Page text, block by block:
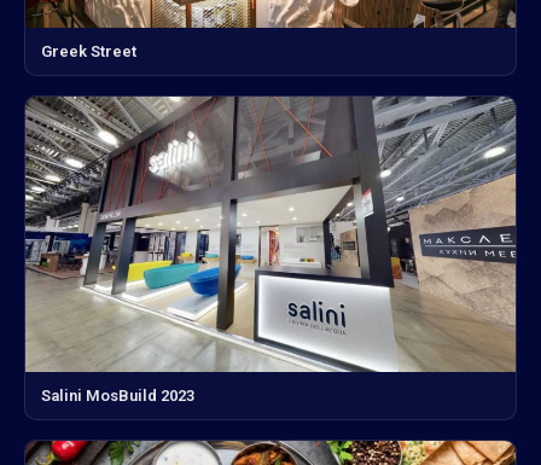
Greek Street
Salini MosBuild 2023